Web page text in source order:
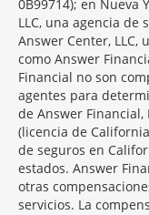
0B99714); en Nueva
LLC, una agencia de
Answer Center, LLC,
como Answer
Financial no son
agentes para
de Answer Financial,
(licencia de
de seguros en
estados. Answer
otras
servicios. La